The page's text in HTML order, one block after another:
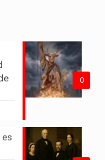
0
es